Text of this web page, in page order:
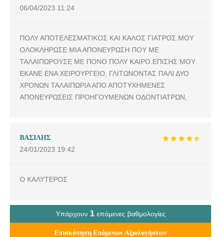
06/04/2023 11:24
ΠΟΛΥ ΑΠΟΤΕΛΕΣΜΑΤΙΚΟΣ ΚΑΙ ΚΑΛΟΣ ΓΙΑΤΡΟΣ.ΜΟΥ
ΟΛΟΚΛΗΡΩΣΕ ΜΙΑ ΑΠΟΝΕΥΡΩΣΗ ΠΟΥ ΜΕ
ΤΑΛΑΙΠΩΡΟΥΣΕ ΜΕ ΠΟΝΟ ΠΟΛΥ ΚΑΙΡΟ.ΕΠΙΣΗΣ ΜΟΥ
ΕΚΑΝΕ ΕΝΑ ΧΕΙΡΟΥΡΓΕΙΟ, ΓΛΙΤΩΝΟΝΤΑΣ ΠΑΛΙ ΔΥΟ
ΧΡΟΝΩΝ ΤΑΛΑΙΠΩΡΙΑ ΑΠΟ ΑΠΟΤΥΧΗΜΕΝΕΣ
ΑΠΟΝΕΥΡΩΣΕΙΣ ΠΡΟΗΓΟΥΜΕΝΩΝ ΟΔΟΝΤΙΑΤΡΩΝ,
ΒΑΣΙΛΗΣ
24/01/2023 19:42
Ο ΚΑΛΥΤΕΡΟΣ
Υπάρχουν 1επόμενες βαθμολογίες
Επισκόπηση Επόμενων Αξιολογήσεων